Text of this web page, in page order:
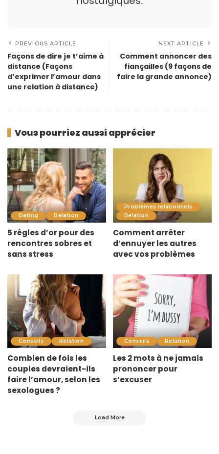
PREVIOUS ARTICLE
Façons de dire je t’aime à
distance (Façons
d’exprimer l’amour dans
une relation à distance)
NEXT ARTICLE
Comment annoncer des
fiançailles (9 façons de
faire la grande annonce)
Vous pourriez aussi apprécier
Dating Relation
5 règles d’or pour des
rencontres sobres et
sans stress
Problèmes relationnels
Relation
Comment arrêter
d’ennuyer les autres
avec vos problèmes
Conseils Relation
Combien de fois les
couples devraient-ils
faire l’amour, selon les
sexologues ?
Conseils Relation
Les 2 mots à ne jamais
prononcer pour
s’excuser
Load More